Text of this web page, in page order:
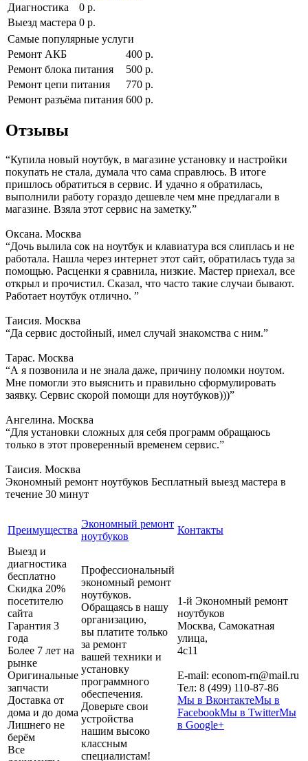
Диагностика
0 р.
Выезд мастера 0 р.
Самые популярные услуги
Ремонт АКБ
400 р.
Ремонт блока питания
500 р.
Ремонт цепи питания
770 р.
Ремонт разъёма питания 600 р.
Отзывы
“Купила новый ноутбук, в магазине установку и настройки
покупать не стала, думала что сама справлюсь. В итоге
пришлось обратиться в сервис. И удачно я обратилась,
выполнили работу гораздо дешевле чем мне предлагали в
магазине. Взяла этот сервис на заметку.”
Оксана. Москва
“Дочь вылила сок на ноутбук и клавиатура вся слиплась и не
работала. Нашла через интернет этот сайт, обратилась туда за
помощью. Расценки я сравнила, низкие. Мастер приехал, все
открыл и прочистил. Сказал, что часто такие случаи бывают.
Работает ноутбук отлично. ”
Таисия. Москва
“Да сервис достойный, имел случай знакомства с ним.”
Тарас. Москва
“А я позвонила и не знала даже, причину поломки ноутом.
Мне помогли это выяснить и правильно сформулировать
заявку. Сервис скорой помощи для ноутбуков)))”
Ангелина. Москва
“Для установки сложных для себя программ обращаюсь
только в этот проверенный временем сервис.”
Таисия. Москва
Экономный ремонт ноутбуков Бесплатный выезд мастера в
течение 30 минут
Преимущества
Экономный ремонт
ноутбуков
Контакты
Выезд и
диагностика
бесплатно
Скидка 20%
посетителю
сайта
Гарантия 3
года
Более 7 лет на
рынке
Оригинальные
запчасти
Доставка от
дома и до дома
Лишнего не
берём
Все
Профессиональный
экономный ремонт
ноутбуков.
Обращаясь в нашу
организацию,
вы платите только
за ремонт
вашей техники и
установку
программного
обеспечения.
Доверьте свои
устройства
нашим высоко
классным
специалистам!
1-й Экономный ремонт
ноутбуков
Москва, Самокатная
улица,
4с11
E-mail: econom-rn@mail.ru
Тел: 8 (499) 110-87-86
Мы в ВконтактеМы в
FacebookМы в TwitterМы
в Google+